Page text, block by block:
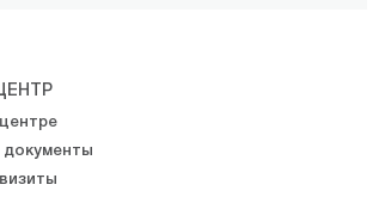
документы